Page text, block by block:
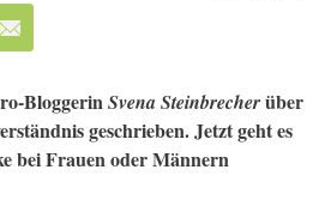
BloggerinSvena Steinbrecherüber
geschrieben. Jetzt geht es
bei Frauen oder Männern